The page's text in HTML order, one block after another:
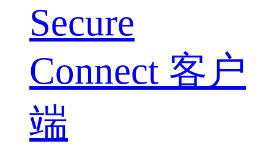
Secure
Connect 客户
端